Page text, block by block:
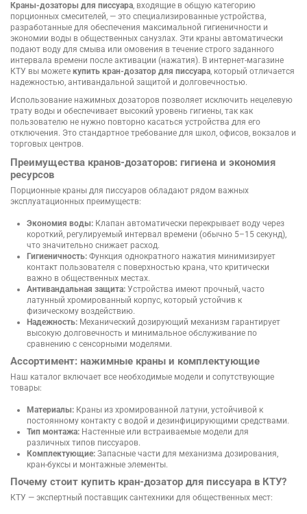
Краны-дозаторы для писсуара, входящие в общую категорию
порционных смесителей, — это специализированные устройства,
разработанные для обеспечения максимальной гигиеничности и
экономии воды в общественных санузлах. Эти краны автоматически
подают воду для смыва или омовения в течение строго заданного
интервала времени после активации (нажатия). В интернет-магазине
КТУ вы можете купить кран-дозатор для писсуара, который отличается
надежностью, антивандальной защитой и долговечностью.
Использование нажимных дозаторов позволяет исключить нецелевую
трату воды и обеспечивает высокий уровень гигиены, так как
пользователю не нужно повторно касаться устройства для его
отключения. Это стандартное требование для школ, офисов, вокзалов и
торговых центров.
Преимущества кранов-дозаторов: гигиена и экономия
ресурсов
Порционные краны для писсуаров обладают рядом важных
эксплуатационных преимуществ:
Экономия воды: Клапан автоматически перекрывает воду через
короткий, регулируемый интервал времени (обычно 5–15 секунд),
что значительно снижает расход.
Гигиеничность: Функция однократного нажатия минимизирует
контакт пользователя с поверхностью крана, что критически
важно в общественных местах.
Антивандальная защита: Устройства имеют прочный, часто
латунный хромированный корпус, который устойчив к
физическому воздействию.
Надежность: Механический дозирующий механизм гарантирует
высокую долговечность и минимальное обслуживание по
сравнению с сенсорными моделями.
Ассортимент: нажимные краны и комплектующие
Наш каталог включает все необходимые модели и сопутствующие
товары:
Материалы: Краны из хромированной латуни, устойчивой к
постоянному контакту с водой и дезинфицирующими средствами.
Тип монтажа: Настенные или встраиваемые модели для
различных типов писсуаров.
Комплектующие: Запасные части для механизма дозирования,
кран-буксы и монтажные элементы.
Почему стоит купить кран-дозатор для писсуара в КТУ?
КТУ — экспертный поставщик сантехники для общественных мест: